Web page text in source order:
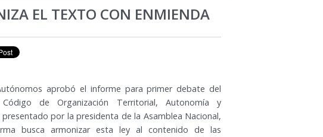
EL TEXTO CON ENMIENDA
aprobó el informe para primer debate del
de Organización Territorial, Autonomía y
presentado por la presidenta de la Asamblea Nacional,
busca armonizar esta ley al contenido de las